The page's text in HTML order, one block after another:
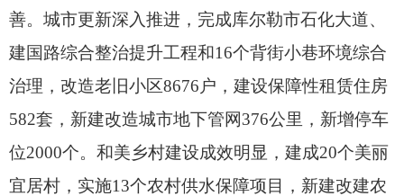
善。 城市更新深入推进， 完成库尔勒市石化大道、
建国路综合整治提升工程和16个背街小巷环境综合
治理， 改造老旧小区8676户， 建设保障性租赁住房
582套， 新建改造城市地下管网376公里， 新增停车
位2000个。 和美乡村建设成效明显， 建成20个美丽
宜居村， 实施13个农村供水保障项目， 新建改建农